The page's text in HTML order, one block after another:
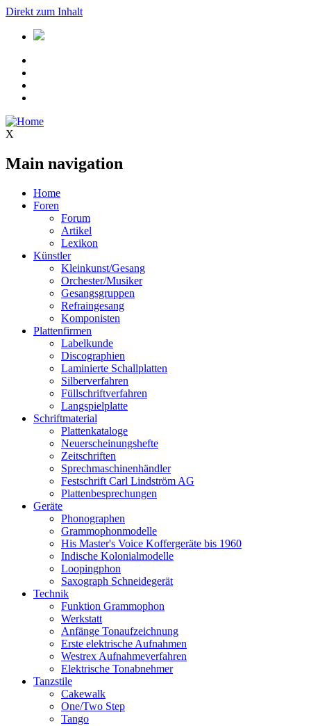
Direkt zum Inhalt
X
Main navigation
Home
Foren
Forum
Artikel
Lexikon
Künstler
Kleinkunst/Gesang
Orchester/Musiker
Gesangsgruppen
Refraingesang
Komponisten
Plattenfirmen
Labelkunde
Discographien
Laminierte Schallplatten
Silberverfahren
Füllschriftverfahren
Langspielplatte
Schriftmaterial
Plattenkataloge
Neuerscheinungshefte
Zeitschriften
Sprechmaschinenhändler
Festschrift Carl Lindström AG
Plattenbesprechungen
Geräte
Phonographen
Grammophonmodelle
His Master's Voice Koffergeräte bis 1960
Indische Kolonialmodelle
Loopingphon
Saxograph Schneidegerät
Technik
Funktion Grammophon
Werkstatt
Anfänge Tonaufzeichnung
Erste elektrische Aufnahmen
Westrex Aufnahmeverfahren
Elektrische Tonabnehmer
Tanzstile
Cakewalk
One/Two Step
Tango